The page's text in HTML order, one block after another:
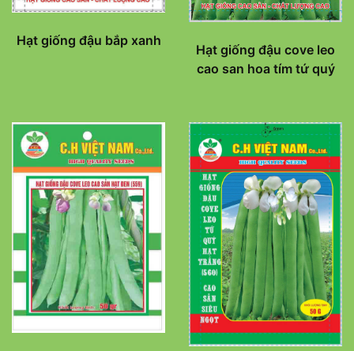
Hạt giống đậu bắp xanh
Hạt giống đậu cove leo
cao san hoa tím tứ quý